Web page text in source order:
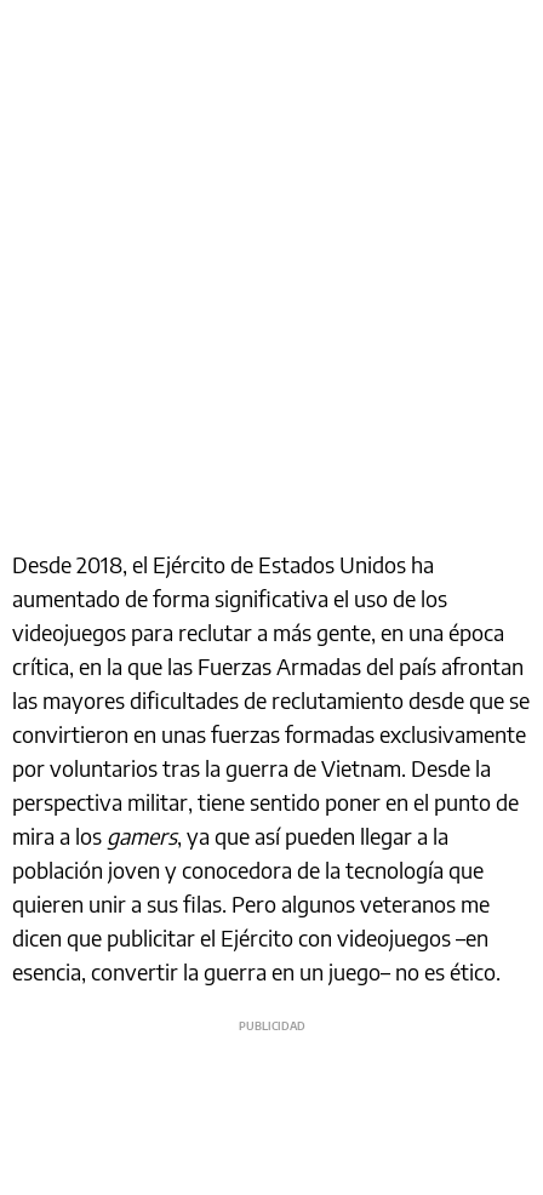
Desde 2018, el Ejército de Estados Unidos ha
aumentado de forma significativa el uso de los
videojuegos para reclutar a más gente, en una época
crítica, en la que las Fuerzas Armadas del país afrontan
las mayores dificultades de reclutamiento desde que se
convirtieron en unas fuerzas formadas exclusivamente
por voluntarios tras la guerra de Vietnam. Desde la
perspectiva militar, tiene sentido poner en el punto de
mira a los gamers, ya que así pueden llegar a la
población joven y conocedora de la tecnología que
quieren unir a sus filas. Pero algunos veteranos me
dicen que publicitar el Ejército con videojuegos –en
esencia, convertir la guerra en un juego– no es ético.